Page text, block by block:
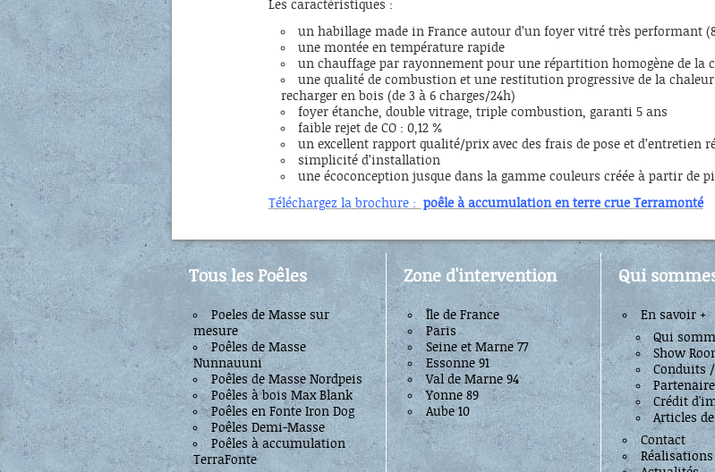
Les caractéristiques :
un habillage made in France autour d’un foyer vitré très performant
une montée en température rapide
un chauffage par rayonnement pour une répartition homogène de la
une qualité de combustion et une restitution progressive de la
recharger en bois (de 3 à 6 charges/24h)
foyer étanche, double vitrage, triple combustion, garanti 5 ans
faible rejet de CO : 0,12 %
un excellent rapport qualité/prix avec des frais de pose et d’entretien
simplicité d’installation
une écoconception jusque dans la gamme couleurs créée à partir de
Téléchargez la brochure : poêle à accumulation en terre crue Terramonté
Tous les Poêles
Poeles de Masse sur
mesure
Poêles de Masse
Nunnauuni
Poêles de Masse Nordpeis
Poêles à bois Max Blank
Poêles en Fonte Iron Dog
Poêles Demi-Masse
Poêles à accumulation
TerraFonte
Zone d'intervention
Île de France
Paris
Seine et Marne 77
Essonne 91
Val de Marne 94
Yonne 89
Aube 10
Qui
En savoir +
Qui
Show
Conduits
Crédit
Articles
Contact
Réalisations